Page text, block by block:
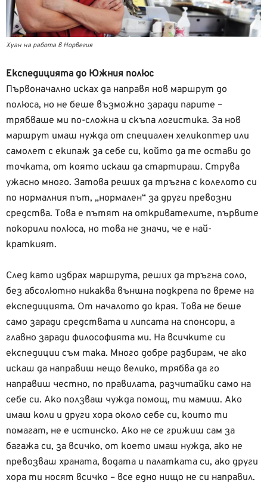
Хуан на работа в Норвегия
Експедицията до Южния полюс
Първоначално исках да направя нов маршрут до
полюса, но не беше възможно заради парите –
трябваше ми по-сложна и скъпа логистика. За нов
маршрут имаш нужда от специален хеликоптер или
самолет с екипаж за себе си, който да те остави до
точката, от която искаш да стартираш. Струва
ужасно много. Затова реших да тръгна с колелото си
по нормалния път, „нормален“ за други превозни
средства. Това е пътят на откривателите, първите
покорили полюса, но това не значи, че е най-
краткият.
След като избрах маршрута, реших да тръгна соло,
без абсолютно никаква външна подкрепа по време на
експедицията. От началото до края. Това не беше
само заради средствата и липсата на спонсори, а
главно заради философията ми. На всичките си
експедиции съм така. Много добре разбирам, че ако
искаш да направиш нещо велико, трябва да го
направиш честно, по правилата, разчитайки само на
себе си. Ако ползваш чужда помощ, ти мамиш. Ако
имаш коли и други хора около себе си, които ти
помагат, не е истинско. Ако не се грижиш сам за
багажа си, за всичко, от което имаш нужда, ако не
превозваш храната, водата и палатката си, ако други
хора ти носят всичко – все едно нищо не си направил.